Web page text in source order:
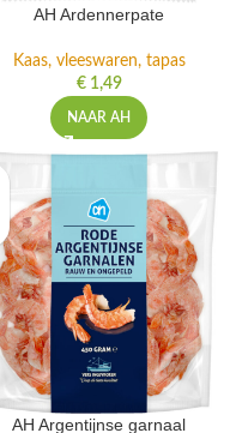
AH Ardennerpate
Kaas, vleeswaren, tapas
€1,49
NAAR AH
AH Argentijnse garnaal